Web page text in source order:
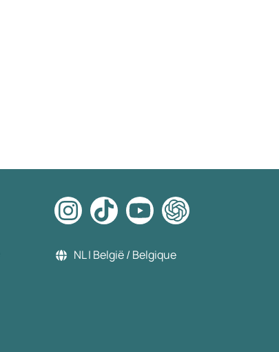
NL | België / Belgique